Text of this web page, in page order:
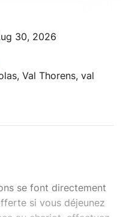
30, 2026
Val Thorens, val
se font directement
si vous déjeunez